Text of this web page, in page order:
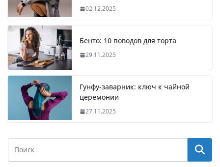
02.12.2025
Бенто: 10 поводов для торта
29.11.2025
Гунфу-заварник: ключ к чайной
церемонии
27.11.2025